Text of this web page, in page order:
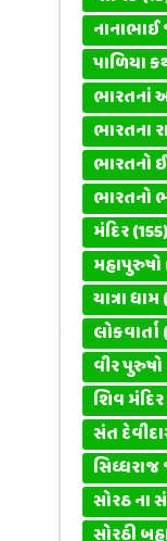
પાળિયા
ભારતનાં
ભારતના
ભારતનો
ભારતનો
મંદિર(155)
મહાપુરુષો
યાત્રા ધામ
લોકવાર્તા
વીર પુરુષો
શિવ મંદિર
સંત
સોરઠ ના